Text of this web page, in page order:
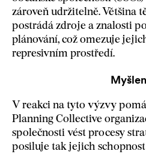
zároveň udržitelně. Většina
postrádá zdroje a znalosti
plánování, což omezuje
represivním prostředí.
V reakci na tyto výzvy
Planning Collective
společnosti vést procesy
posiluje tak jejich